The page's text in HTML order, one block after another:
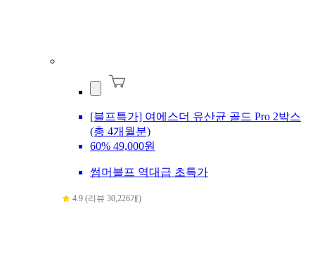
[블프특가] 여에스더 유산균 골드 Pro 2박스
(총 4개월분)
60% 49,000원
썸머블프 역대급 초특가
4.9 (리뷰 30,226개)